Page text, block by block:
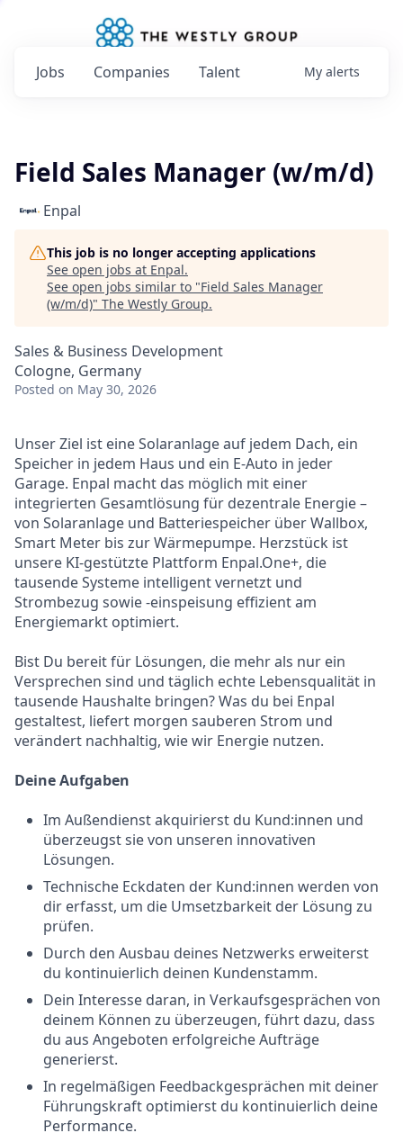
Jobs Companies Talent My alerts
Field Sales Manager (w/m/d)
Enpal
This job is no longer accepting applications
See open jobs at Enpal.
See open jobs similar to "Field Sales Manager
(w/m/d)" The Westly Group.
Sales & Business Development
Cologne, Germany
Posted on May 30, 2026
Unser Ziel ist eine Solaranlage auf jedem Dach, ein
Speicher in jedem Haus und ein E-Auto in jeder
Garage. Enpal macht das möglich mit einer
integrierten Gesamtlösung für dezentrale Energie –
von Solaranlage und Batteriespeicher über Wallbox,
Smart Meter bis zur Wärmepumpe. Herzstück ist
unsere KI-gestützte Plattform Enpal.One+, die
tausende Systeme intelligent vernetzt und
Strombezug sowie -einspeisung effizient am
Energiemarkt optimiert.
Bist Du bereit für Lösungen, die mehr als nur ein
Versprechen sind und täglich echte Lebensqualität in
tausende Haushalte bringen? Was du bei Enpal
gestaltest, liefert morgen sauberen Strom und
verändert nachhaltig, wie wir Energie nutzen.
Deine Aufgaben
Im Außendienst akquirierst du Kund:innen und
überzeugst sie von unseren innovativen
Lösungen.
Technische Eckdaten der Kund:innen werden von
dir erfasst, um die Umsetzbarkeit der Lösung zu
prüfen.
Durch den Ausbau deines Netzwerks erweiterst
du kontinuierlich deinen Kundenstamm.
Dein Interesse daran, in Verkaufsgesprächen von
deinem Können zu überzeugen, führt dazu, dass
du aus Angeboten erfolgreiche Aufträge
generierst.
In regelmäßigen Feedbackgesprächen mit deiner
Führungskraft optimierst du kontinuierlich deine
Performance.